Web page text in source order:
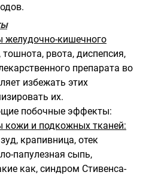
желудочно-кишечного
рвота, диспепсия,
препарата во
избежать этих
их.
побочные эффекты:
кожи и подкожных тканей:
крапивница, отек
папулезная сыпь,
как, синдром Стивенса-